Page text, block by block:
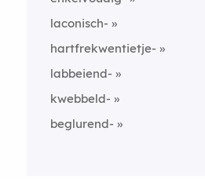
laconisch-
hartfrekwentietje-
labbeiend-
kwebbeld-
beglurend-